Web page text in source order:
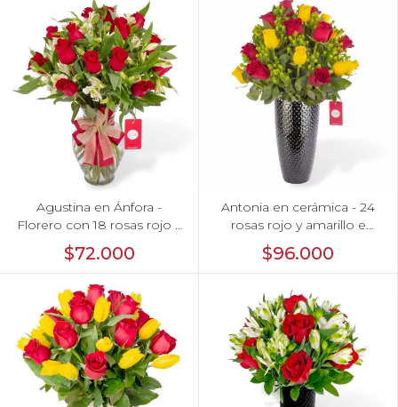
Agustina en Ánfora -
Florero con 18 rosas rojo y
astromelias
$72.000
Antonia en cerámica - 24
rosas rojo y amarillo e
hypericum
$96.000